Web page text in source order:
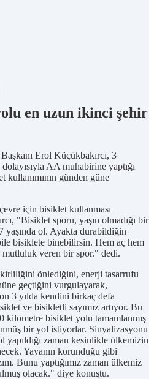
en uzun ikinci şehir
Erol Küçükbakırcı, 3
AA muhabirine yaptığı
kullanımının günden güne
için bisiklet kullanması
"Bisiklet sporu, yaşın olmadığı bir
yaşında ol. Ayakta durabildiğin
bisiklete binebilirsin. Hem aç hem
mutluluk veren bir spor." dedi.
önlediğini, enerji tasarrufu
geçtiğini vurgulayarak,
3 yılda kendini birkaç defa
ve bisikletli sayımız artıyor. Bu
kilometre bisiklet yolu tamamlanmış
bir yol istiyorlar. Sinyalizasyonu
zaman kesinlikle ülkemizin
Yayanın korunduğu gibi
Bunu yaptığımız zaman ülkemiz
olacak." diye konuştu.